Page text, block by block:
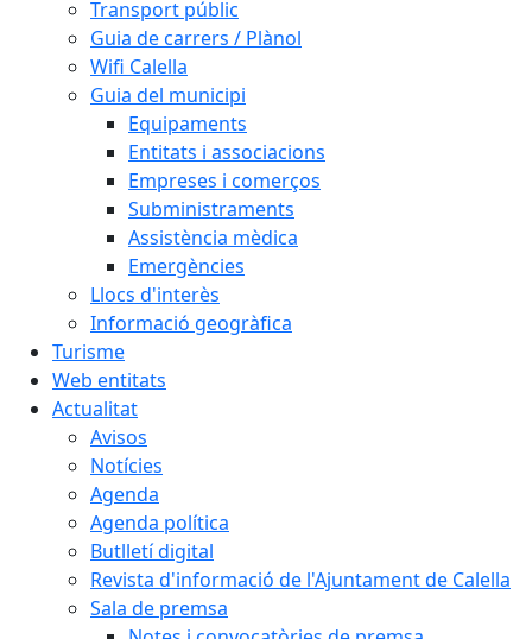
Transport públic
Guia de carrers / Plànol
Wifi Calella
Guia del municipi
Equipaments
Entitats i associacions
Empreses i comerços
Subministraments
Assistència mèdica
Emergències
Llocs d'interès
Informació geogràfica
Turisme
Web entitats
Actualitat
Avisos
Notícies
Agenda
Agenda política
Butlletí digital
Revista d'informació de l'Ajuntament de Calella
Sala de premsa